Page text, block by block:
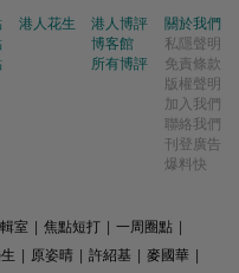
港人花生
港人博評
博客館
所有博評
關於我們
私隱聲明
免責條款
版權聲明
加入我們
聯絡我們
刊登廣告
爆料快
室 焦點短打 一周圈點
原姿晴 許紹基 麥國華